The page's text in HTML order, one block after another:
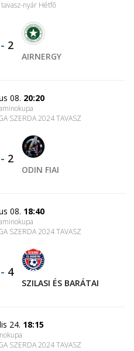
nyár Hétfő
2
AIRNERGY
08. 20:20
SZERDA 2024 TAVASZ
- 2
ODIN FIAI
08. 18:40
SZERDA 2024 TAVASZ
- 4
SZILASI ÉS BARÁTAI
24. 18:15
SZERDA 2024 TAVASZ